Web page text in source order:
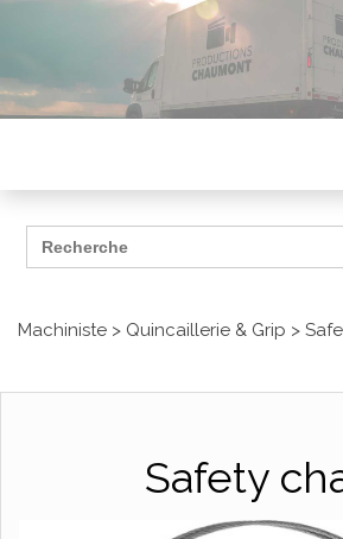
Search
for:
Machiniste > Quincaillerie & Grip >
Safety